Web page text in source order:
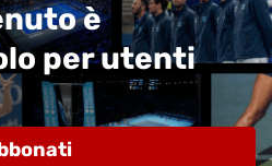
è
per utenti